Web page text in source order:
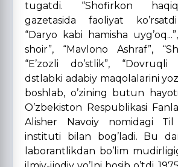
tugatdi. “Shofirkon
gazetasida faoliyat ko’rsatdi
“Daryo kabi hamisha
shoir”, “Mavlono Ashraf”,
“E’zozli do’stlik”,
dstlabki adabiy maqolalarini
boshlab, o’zining butun
O’zbekiston Respublikasi
Alisher Navoiy nomidagi
instituti bilan bog’ladi. Bu
laborantlikdan bo’lim